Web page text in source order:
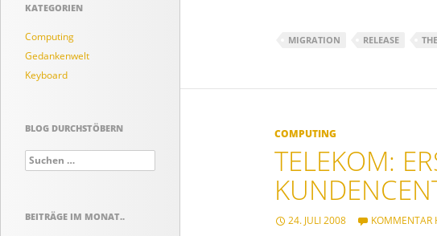
MIGRATION RELEASE
COMPUTING
TELEKOM:
24. JULI 2008 KOMMENTAR
KATEGORIEN
Computing
Gedankenwelt
Keyboard
BLOG DURCHSTÖBERN
Suchen
nach:
BEITRÄGE IM MONAT..